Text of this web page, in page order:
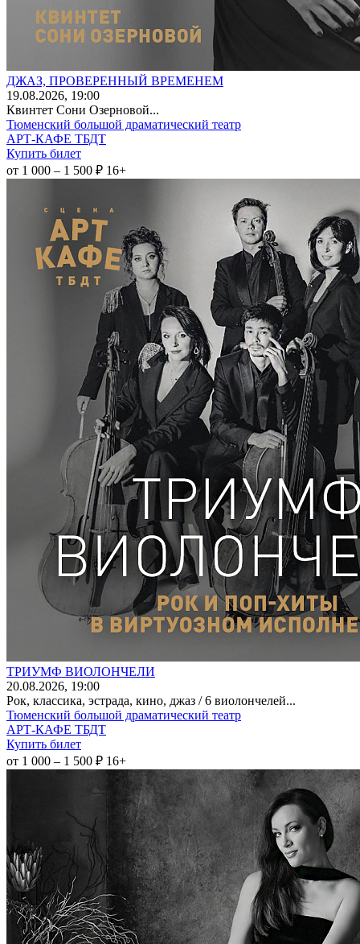
ДЖАЗ, ПРОВЕРЕННЫЙ ВРЕМЕНЕМ
19.08.2026, 19:00
Квинтет Сони Озерновой...
Тюменский большой драматический театр
АРТ-КАФЕ ТБДТ
Купить билет
от 1 000 – 1 500 ₽ 16+
ТРИУМФ ВИОЛОНЧЕЛИ
20.08.2026, 19:00
Рок, классика, эстрада, кино, джаз / 6 виолончелей...
Тюменский большой драматический театр
АРТ-КАФЕ ТБДТ
Купить билет
от 1 000 – 1 500 ₽ 16+